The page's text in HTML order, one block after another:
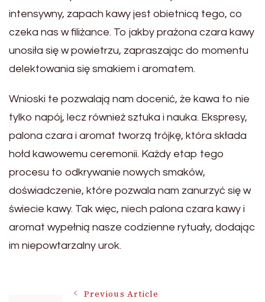
intensywny, zapach kawy jest obietnicą tego, co
czeka nas w filiżance. To jakby prażona czara kawy
unosiła się w powietrzu, zapraszając do momentu
delektowania się smakiem i aromatem.
Wnioski te pozwalają nam docenić, że kawa to nie
tylko napój, lecz również sztuka i nauka. Ekspresy,
palona czara i aromat tworzą trójkę, która składa
hołd kawowemu ceremonii. Każdy etap tego
procesu to odkrywanie nowych smaków,
doświadczenie, które pozwala nam zanurzyć się w
świecie kawy. Tak więc, niech palona czara kawy i
aromat wypełnią nasze codzienne rytuały, dodając
im niepowtarzalny urok.
Previous Article